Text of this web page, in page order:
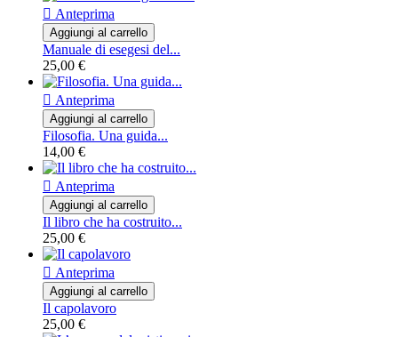
 Anteprima
Aggiungi al carrello
Manuale di esegesi del...
25,00 €
 Anteprima
Aggiungi al carrello
Filosofia. Una guida...
14,00 €
 Anteprima
Aggiungi al carrello
Il libro che ha costruito...
25,00 €
 Anteprima
Aggiungi al carrello
Il capolavoro
25,00 €